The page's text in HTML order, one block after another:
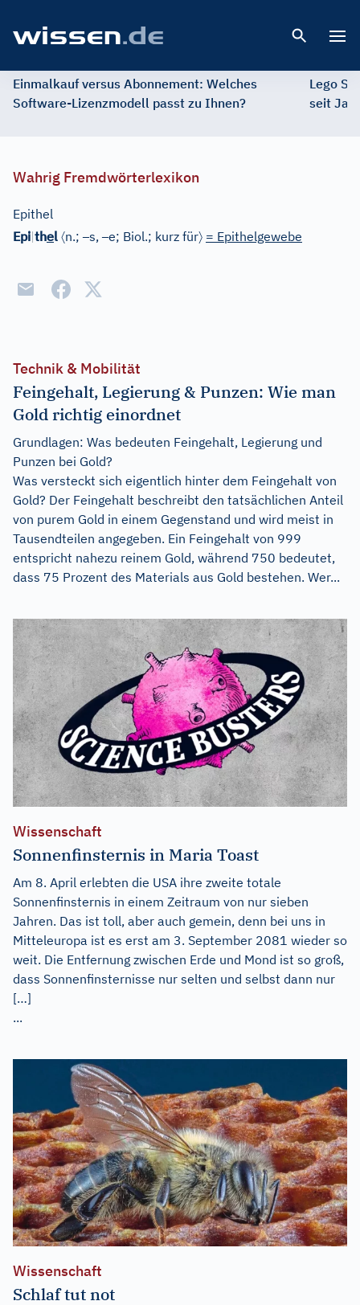
Einmalkauf versus Abonnement: Welches
Software-Lizenzmodell passt zu Ihnen?
Lego
seit
Wahrig Fremdwörterlexikon
Epithel
Epi|thel 〈n.;–s,–e; Biol.; kurz für〉 = Epithelgewebe
Technik & Mobilität
Feingehalt, Legierung & Punzen: Wie man
Gold richtig einordnet
Grundlagen: Was bedeuten Feingehalt, Legierung und
Punzen bei Gold?
Was versteckt sich eigentlich hinter dem Feingehalt von
Gold? Der Feingehalt beschreibt den tatsächlichen Anteil
von purem Gold in einem Gegenstand und wird meist in
Tausendteilen angegeben. Ein Feingehalt von 999
entspricht nahezu reinem Gold, während 750 bedeutet,
dass 75 Prozent des Materials aus Gold bestehen. Wer...
Wissenschaft
Sonnenfinsternis in Maria Toast
Am 8. April erlebten die USA ihre zweite totale
Sonnenfinsternis in einem Zeitraum von nur sieben
Jahren. Das ist toll, aber auch gemein, denn bei uns in
Mitteleuropa ist es erst am 3. September 2081 wieder so
weit. Die Entfernung zwischen Erde und Mond ist so groß,
dass Sonnenfinsternisse nur selten und selbst dann nur
[…]
...
Wissenschaft
Schlaf tut not